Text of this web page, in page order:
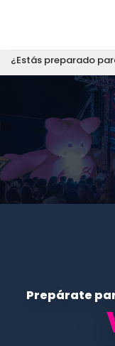
¿Estás preparado
Prepárate